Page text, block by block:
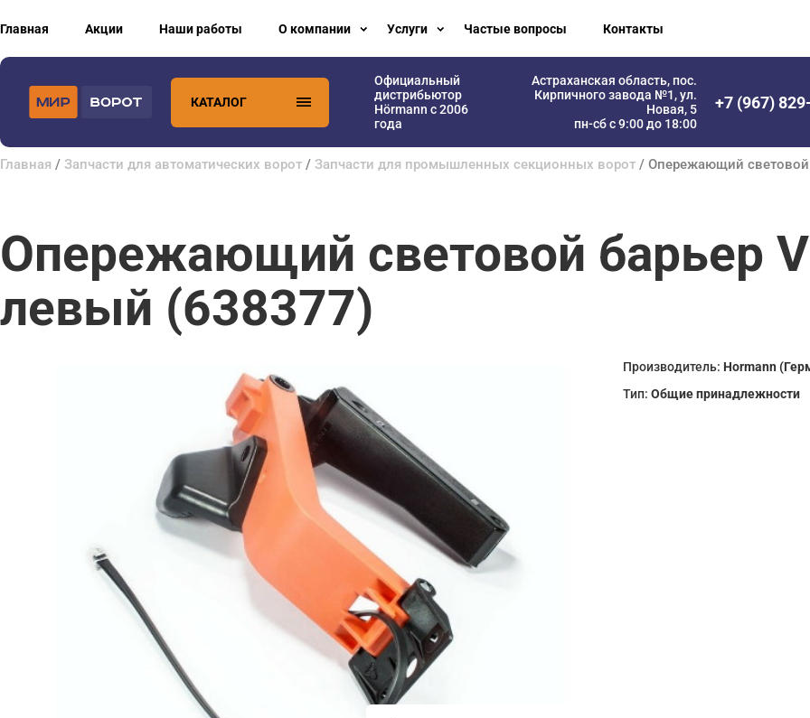
Главная Акции Наши работы О компании Услуги Частые вопросы Контакты
КАТАЛОГ
Официальный
дистрибьютор
Hörmann с 2006
года
Астраханская область, пос.
Кирпичного завода №1, ул.
Новая, 5
пн-сб с 9:00 до 18:00
+7 (967)
Главная / Запчасти для автоматических ворот / Запчасти для промышленных секционных ворот / Опережающий световой
Опережающий световой барьер
левый (638377)
Производитель: Hormann
Тип:Общие принадлежности